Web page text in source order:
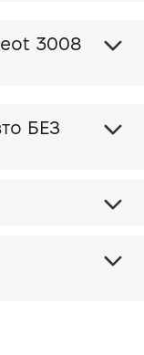
для Peugeot 3008
БЕЗ